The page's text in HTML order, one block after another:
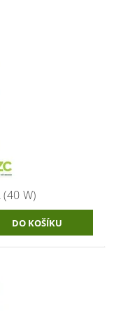
(40 W)